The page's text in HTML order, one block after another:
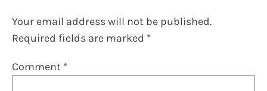
Your email address will not be published.
Required fields are marked *
Comment *